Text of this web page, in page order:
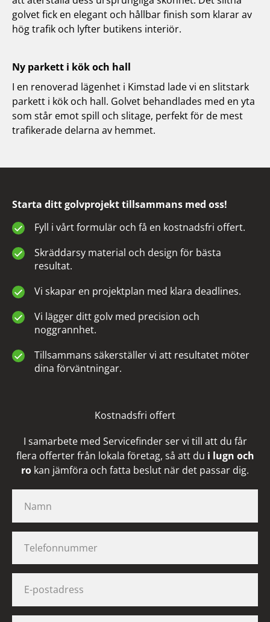
golvet fick en elegant och hållbar finish som klarar av
hög trafik och lyfter butikens interiör.
Ny parkett i kök och hall
I en renoverad lägenhet i Kimstad lade vi en slitstark
parkett i kök och hall. Golvet behandlades med en yta
som står emot spill och slitage, perfekt för de mest
trafikerade delarna av hemmet.
Starta ditt golvprojekt tillsammans med oss!
Fyll i vårt formulär och få en kostnadsfri offert.
Skräddarsy material och design för bästa
resultat.
Vi skapar en projektplan med klara deadlines.
Vi lägger ditt golv med precision och
noggrannhet.
Tillsammans säkerställer vi att resultatet möter
dina förväntningar.
Kostnadsfri offert
I samarbete med Servicefinder ser vi till att du får
flera offerter från lokala företag, så att du i lugn och
ro kan jämföra och fatta beslut när det passar dig.